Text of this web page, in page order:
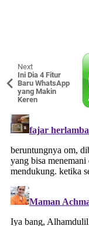
Next
Ini Dia 4 Fitur
Baru WhatsApp
yang Makin
Keren